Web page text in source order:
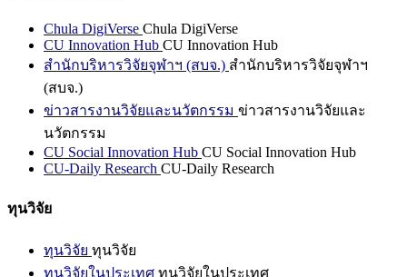
Chula DigiVerse Chula DigiVerse
CU Innovation Hub CU Innovation Hub
สำนักบริหารวิจัยจุฬาฯ (สบจ.) สำนักบริหารวิจัยจุฬาฯ
(สบจ.)
ข่าวสารงานวิจัยและนวัตกรรม ข่าวสารงานวิจัยและ
นวัตกรรม
CU Social Innovation Hub CU Social Innovation Hub
CU-Daily Research CU-Daily Research
ทุนวิจัย
ทุนวิจัย ทุนวิจัย
ทุนวิจัยในประเทศ ทุนวิจัยในประเทศ